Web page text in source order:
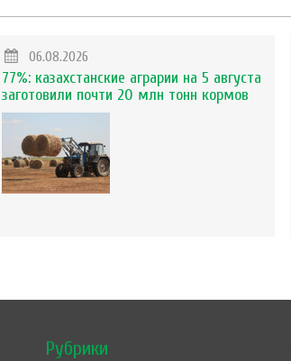
06.08.2026
77%: казахстанские аграрии на 5 августа
заготовили почти 20 млн тонн кормов
Рубрики